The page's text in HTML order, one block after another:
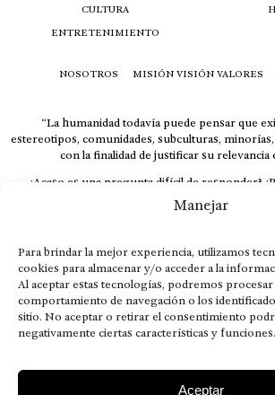
Manejar
Para brindar la mejor experiencia, utilizamos
cookies para almacenar y/o acceder a la
Al aceptar estas tecnologías, podremos
comportamiento de navegación o los
sitio. No aceptar o retirar el consentimiento
negativamente ciertas características y funciones.
Aceptar
CULTURA
ENTRETENIMIENTO
NOSOTROS MISIÓN VISIÓN VALORES
“La humanidad todavía puede pensar que
estereotipos, comunidades, subculturas,
con la finalidad de justificar su relevancia
¿Acaso es una pregunta difícil de responder?
respuesta al instante, otorgando al receptor
velocidad suficiente para responder
El concepto de familia no está limitado
que surgen en nuestro diario vivir suelen
emparentados. Más bien, el apego de estas dos
queridos mueve ideales provenientes de
This is for nuestra gente.” –